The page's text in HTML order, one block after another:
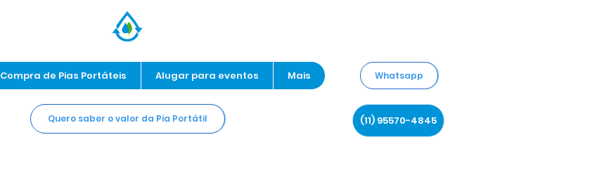
Compra de Pias Portáteis Alugar para eventos Mais
Quero saber o valor da Pia Portátil
Whatsapp
(11) 95570-4845